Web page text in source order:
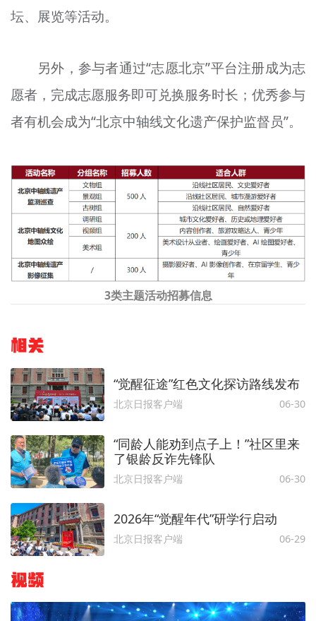
坛、展览等活动。
另外，参与者通过“志愿北京”平台注册成为志
愿者，完成志愿服务即可兑换服务时长；优秀参与
者有机会成为“北京中轴线文化遗产保护监督员”。
3类主题活动招募信息
相关
“觉醒征途”红色文化探访路线发布
北京日报客户端 06-30
“同龄人能劝到点子上！”社区里来
了银龄反诈先锋队
北京日报客户端 06-30
2026年“觉醒年代”研学行启动
北京日报客户端 06-29
视频